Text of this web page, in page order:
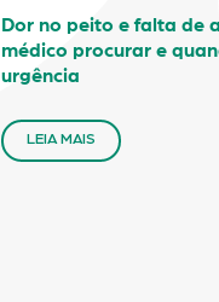
Dor no peito e falta de
médico procurar e
urgência
LEIA MAIS